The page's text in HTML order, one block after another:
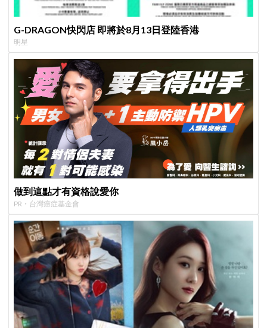
G-DRAGON快閃店 即將於8月13日登陸香港
明星
做到這點才有資格說愛你
PR・台灣癌症基金會